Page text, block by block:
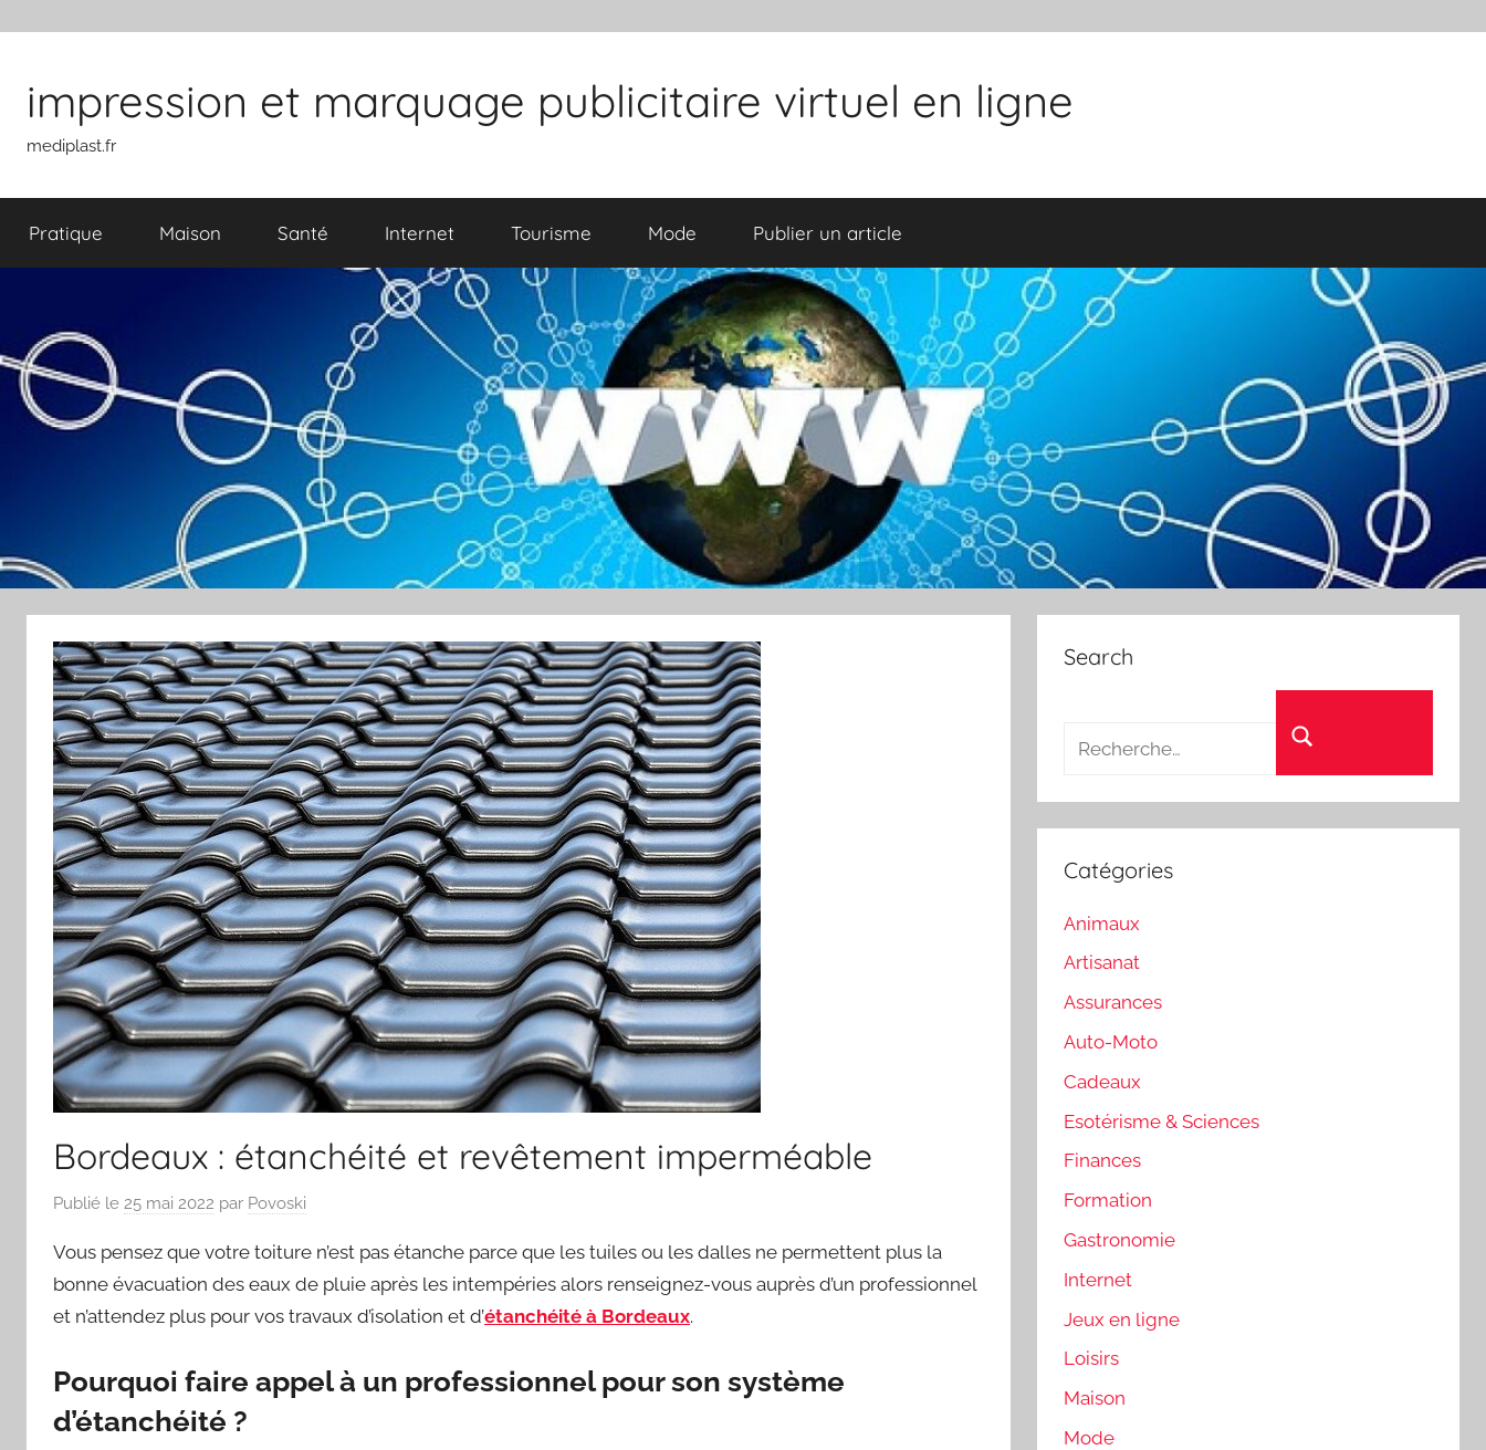
impression et marquage publicitaire virtuel en ligne
mediplast.fr
Pratique Maison Santé Internet Tourisme Mode Publier un article
Bordeaux : étanchéité et revêtement imperméable
Publié le 25 mai 2022 par Povoski
Vous pensez que votre toiture n’est pas étanche parce que les tuiles ou les dalles ne permettent plus la
bonne évacuation des eaux de pluie après les intempéries alors renseignez-vous auprès d’un professionnel
et n’attendez plus pour vos travaux d’isolation et d’étanchéité à Bordeaux.
Pourquoi faire appel à un professionnel pour son système
d’étanchéité ?
Search
Catégories
Animaux
Artisanat
Assurances
Auto-Moto
Cadeaux
Esotérisme & Sciences
Finances
Formation
Gastronomie
Internet
Jeux en ligne
Loisirs
Maison
Mode